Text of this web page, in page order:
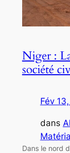
Niger :
société
Fév
dans
Dans le nord